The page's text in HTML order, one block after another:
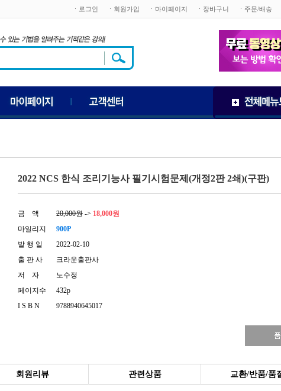
ㆍ로그인 ㆍ회원가입 ㆍ마이페이지 ㆍ장바구니 ㆍ주문/배송
2022 NCS 한식 조리기능사 필기시험문제(개정2판 2쇄)(구판)
금 액 20,000원 -> 18,000원
마일리지
900P
발 행 일
2022-02-10
출 판 사
크라운출판사
저 자
노수정
페이지수
432p
I S B N
9788940645017
회원리뷰 관련상품 교환/반품/품